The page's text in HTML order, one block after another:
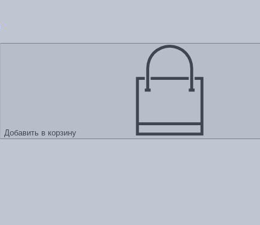
Добавить в корзину